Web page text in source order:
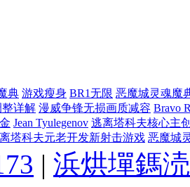
典 游戏瘦身 BR1无限 恶魔城灵魂魔
整详解 漫威争锋无损画质减容 Bravo
Jean Tyulegenov 逃离塔科夫核心主
塔科夫元老开发新射击游戏 恶魔城
| 浜烘墠鎷